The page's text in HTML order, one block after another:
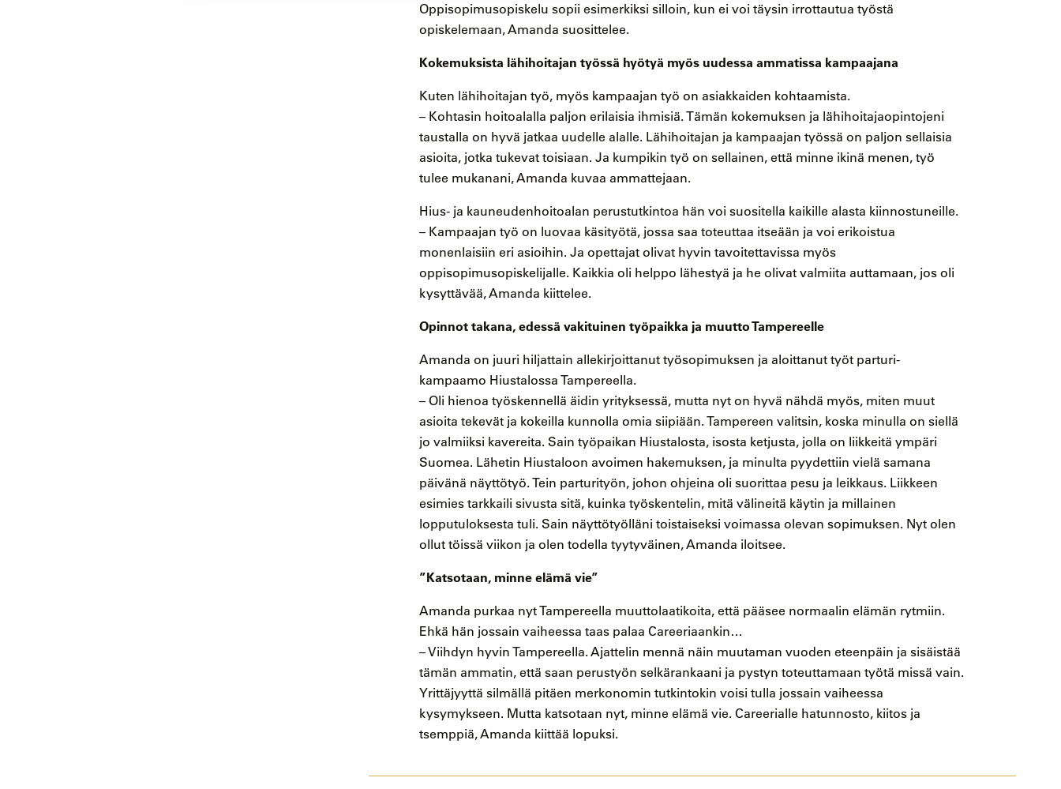
Oppisopimusopiskelu sopii esimerkiksi silloin, kun ei voi täysin irrottautua työstä
opiskelemaan, Amanda suosittelee.
Kokemuksista lähihoitajan työssä hyötyä myös uudessa ammatissa kampaajana
Kuten lähihoitajan työ, myös kampaajan työ on asiakkaiden kohtaamista.
– Kohtasin hoitoalalla paljon erilaisia ihmisiä. Tämän kokemuksen ja lähihoitajaopintojeni
taustalla on hyvä jatkaa uudelle alalle. Lähihoitajan ja kampaajan työssä on paljon sellaisia
asioita, jotka tukevat toisiaan. Ja kumpikin työ on sellainen, että minne ikinä menen, työ
tulee mukanani, Amanda kuvaa ammattejaan.
Hius- ja kauneudenhoitoalan perustutkintoa hän voi suositella kaikille alasta kiinnostuneille.
– Kampaajan työ on luovaa käsityötä, jossa saa toteuttaa itseään ja voi erikoistua
monenlaisiin eri asioihin. Ja opettajat olivat hyvin tavoitettavissa myös
oppisopimusopiskelijalle. Kaikkia oli helppo lähestyä ja he olivat valmiita auttamaan, jos oli
kysyttävää, Amanda kiittelee.
Opinnot takana, edessä vakituinen työpaikka ja muutto Tampereelle
Amanda on juuri hiljattain allekirjoittanut työsopimuksen ja aloittanut työt parturi-
kampaamo Hiustalossa Tampereella.
– Oli hienoa työskennellä äidin yrityksessä, mutta nyt on hyvä nähdä myös, miten muut
asioita tekevät ja kokeilla kunnolla omia siipiään. Tampereen valitsin, koska minulla on siellä
jo valmiiksi kavereita. Sain työpaikan Hiustalosta, isosta ketjusta, jolla on liikkeitä ympäri
Suomea. Lähetin Hiustaloon avoimen hakemuksen, ja minulta pyydettiin vielä samana
päivänä näyttötyö. Tein parturityön, johon ohjeina oli suorittaa pesu ja leikkaus. Liikkeen
esimies tarkkaili sivusta sitä, kuinka työskentelin, mitä välineitä käytin ja millainen
lopputuloksesta tuli. Sain näyttötyölläni toistaiseksi voimassa olevan sopimuksen. Nyt olen
ollut töissä viikon ja olen todella tyytyväinen, Amanda iloitsee.
”Katsotaan, minne elämä vie”
Amanda purkaa nyt Tampereella muuttolaatikoita, että pääsee normaalin elämän rytmiin.
Ehkä hän jossain vaiheessa taas palaa Careeriaankin…
– Viihdyn hyvin Tampereella. Ajattelin mennä näin muutaman vuoden eteenpäin ja sisäistää
tämän ammatin, että saan perustyön selkärankaani ja pystyn toteuttamaan työtä missä vain.
Yrittäjyyttä silmällä pitäen merkonomin tutkintokin voisi tulla jossain vaiheessa
kysymykseen. Mutta katsotaan nyt, minne elämä vie. Careerialle hatunnosto, kiitos ja
tsemppiä, Amanda kiittää lopuksi.